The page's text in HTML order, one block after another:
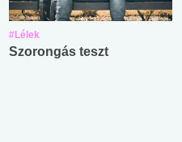
#Lélek
Szorongás teszt